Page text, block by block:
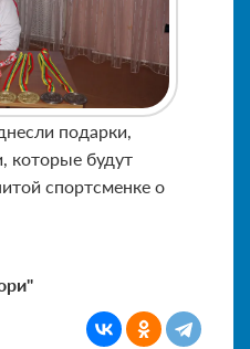
подарки,
которые будут
спортсменке о